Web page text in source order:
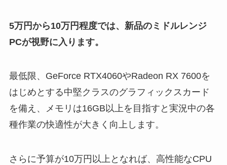
5万円から10万円程度では、新品のミドルレンジ
PCが視野に入ります。
最低限、GeForce RTX4060やRadeon RX 7600を
はじめとする中堅クラスのグラフィックスカード
を備え、メモリは16GB以上を目指すと実況中の各
種作業の快適性が大きく向上します。
さらに予算が10万円以上となれば、高性能なCPU